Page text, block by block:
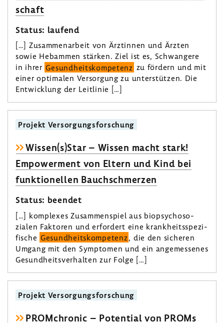
schaft
Status: laufend
[…] Zusam­men­ar­beit von Ärztinnen und Ärzten
sowie Hebammen stärken. Ziel ist es, Schwan­gere
in ihrer Gesund­heits­kom­pe­tenz zu fördern und mit
einer opti­malen Versor­gung zu unter­stützen. Die
Entwick­lung der Leit­linie […]
Projekt Versor­gungs­for­schung
Wissen(s)Star – Wissen macht stark!
Empower­ment von Eltern und Kind bei
funk­tio­nellen Bauch­schmerzen
Status: beendet
[…] komplexes Zusam­men­spiel aus biopsy­cho­so­
zialen Faktoren und erfor­dert eine krank­heits­spe­zi­
fi­sche Gesund­heits­kom­pe­tenz, die den sicheren
Umgang mit den Symptomen und ein ange­mes­senes
Gesund­heits­ver­halten zur Folge […]
Projekt Versor­gungs­for­schung
PROM­chronic – Poten­tial von PROMs